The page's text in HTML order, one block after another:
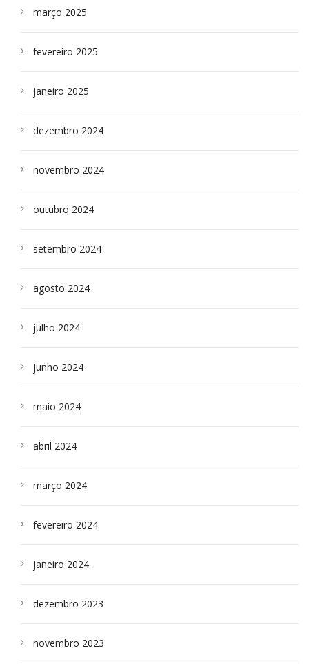
março 2025
fevereiro 2025
janeiro 2025
dezembro 2024
novembro 2024
outubro 2024
setembro 2024
agosto 2024
julho 2024
junho 2024
maio 2024
abril 2024
março 2024
fevereiro 2024
janeiro 2024
dezembro 2023
novembro 2023